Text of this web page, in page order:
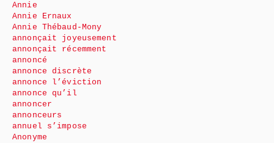
Annie
Annie Ernaux
Annie Thébaud-Mony
annonçait joyeusement
annonçait récemment
annoncé
annonce discrète
annonce l’éviction
annonce qu’il
annoncer
annonceurs
annuel s’impose
Anonyme